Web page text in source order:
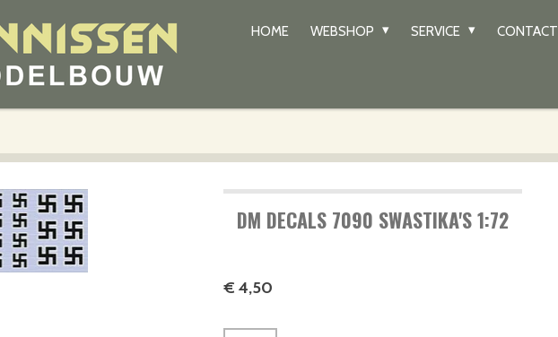
HOME WEBSHOP SERVICE CONTACT
DM DECALS 7090 SWASTIKA'S 1:72
€ 4,50